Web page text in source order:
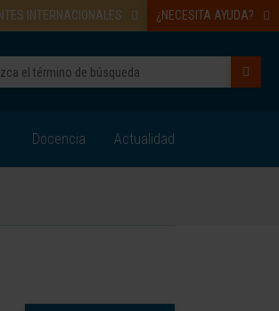
INTERNACIONALES ¿NECESITA AYUDA?
Docencia Actualidad